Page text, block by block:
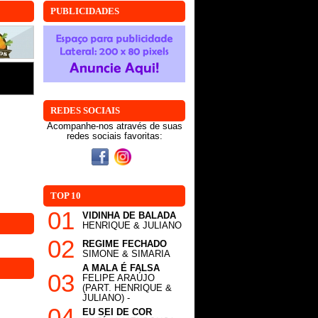
PUBLICIDADES
REDES SOCIAIS
Acompanhe-nos através de suas
redes sociais favoritas:
TOP 10
01
VIDINHA DE BALADA
HENRIQUE & JULIANO
02
REGIME FECHADO
SIMONE & SIMARIA
03
A MALA É FALSA
FELIPE ARAÚJO
(PART. HENRIQUE &
JULIANO) -
EU SEI DE COR